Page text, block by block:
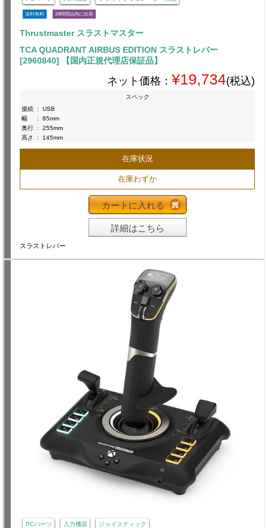
送料無料 24時間以内に出荷
Thrustmaster スラストマスター
TCA QUADRANT AIRBUS EDITION スラストレバー
[2960840] 【国内正規代理店保証品】
ネット価格： ¥19,734(税込)
スペック
接続 :
USB
幅
:
85mm
奥行 :
255mm
高さ
: 145mm
在庫状況
在庫わずか
カートに入れる
詳細はこちら
スラストレバー
PCパーツ 入力機器 ジョイスティック